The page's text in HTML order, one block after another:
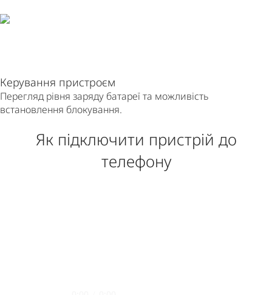
Керування пристроєм
Перегляд рівня заряду батареї та можливість
встановлення блокування.
Як підключити пристрій до
телефону